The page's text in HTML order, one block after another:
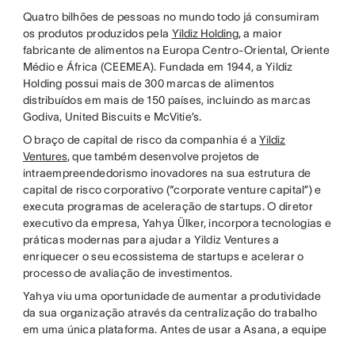
Quatro bilhões de pessoas no mundo todo já consumiram
os produtos produzidos pela Yildiz Holding, a maior
fabricante de alimentos na Europa Centro-Oriental, Oriente
Médio e África (CEEMEA). Fundada em 1944, a Yildiz
Holding possui mais de 300 marcas de alimentos
distribuídos em mais de 150 países, incluindo as marcas
Godiva, United Biscuits e McVitie’s.
O braço de capital de risco da companhia é aYildiz
Ventures, que também desenvolve projetos de
intraempreendedorismo inovadores na sua estrutura de
capital de risco corporativo (“corporate venture capital”) e
executa programas de aceleração de startups. O diretor
executivo da empresa, Yahya Ülker, incorpora tecnologias e
práticas modernas para ajudar a Yildiz Ventures a
enriquecer o seu ecossistema de startups e acelerar o
processo de avaliação de investimentos.
Yahya viu uma oportunidade de aumentar a produtividade
da sua organização através da centralização do trabalho
em uma única plataforma. Antes de usar a Asana, a equipe